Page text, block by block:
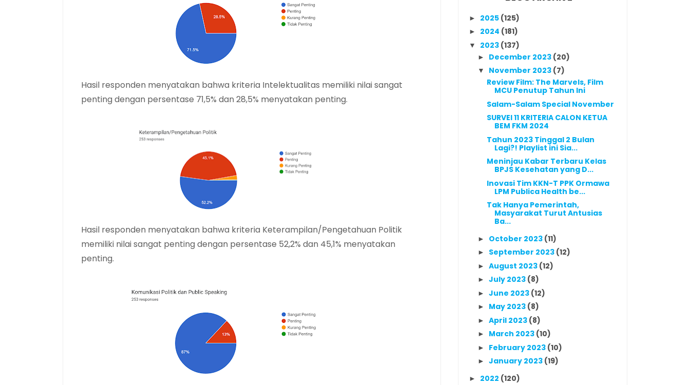
Hasil responden menyatakan bahwa kriteria Intelektualitas memiliki nilai sangat
penting dengan persentase 71,5% dan 28,5% menyatakan penting.
Hasil responden menyatakan bahwa kriteria Keterampilan/Pengetahuan Politik
memiliki nilaisangat penting dengan persentase 52,2% dan 45,1% menyatakan
penting.
► 2025 (125)
► 2024 (181)
▼ 2023 (137)
► December 2023 (20)
▼ November 2023 (7)
Review Film: The Marvels, Film
MCU Penutup Tahun Ini
Salam-Salam Special November
SURVEI 11 KRITERIA CALON KETUA
BEM FKM 2024
Tahun 2023 Tinggal 2 Bulan
Lagi?! Playlist ini Sia...
Meninjau Kabar Terbaru Kelas
BPJS Kesehatan yang D...
Inovasi Tim KKN-T PPK Ormawa
LPM Publica Health be...
Tak Hanya Pemerintah,
Masyarakat Turut Antusias
Ba...
► October 2023 (11)
► September 2023 (12)
► August 2023 (12)
► July 2023 (8)
► June 2023 (12)
► May 2023 (8)
► April 2023 (8)
► March 2023 (10)
► February 2023 (10)
► January 2023 (19)
► 2022 (120)